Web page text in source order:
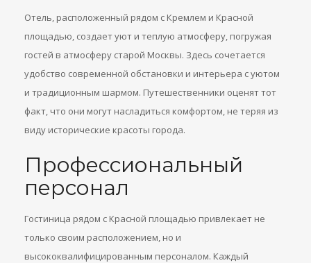
Отель, расположенный рядом с Кремлем и Красной
площадью, создает уют и теплую атмосферу, погружая
гостей в атмосферу старой Москвы. Здесь сочетается
удобство современной обстановки и интерьера с уютом
и традиционным шармом. Путешественники оценят тот
факт, что они могут насладиться комфортом, не теряя из
виду исторические красоты города.
Профессиональный
персонал
Гостиница рядом с Красной площадью привлекает не
только своим расположением, но и
высококвалифицированным персоналом. Каждый